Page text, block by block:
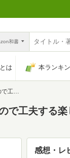
和書
は 本ランキ
約生活
で工夫する
感想・レ